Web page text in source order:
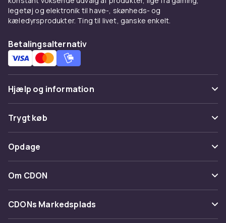
legetøj og elektronik til have-, skønheds- og
kæledyrsprodukter. Ting til livet, ganske enkelt.
Betalingsalternativ
Hjælp og information
Ofte stillede spørgsmål
Spor pakke
Fortryd & returner her
Kontakt os
Trygt køb
Betaling
Levering
Tilbagekaldelser
Opdage
Kategorier
Maerke
Om CDON
Om os
Kundeanmeldelser
CDONs Markedsplads